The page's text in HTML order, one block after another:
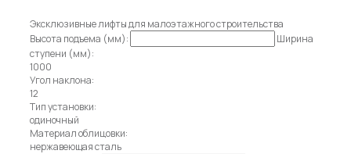
Эксклюзивные лифты для малоэтажного строительства
Высота подъема (мм):
Ширина
ступени (мм):
1000
Угол наклона:
12
Тип установки:
одиночный
Материал облицовки:
нержавеющая сталь